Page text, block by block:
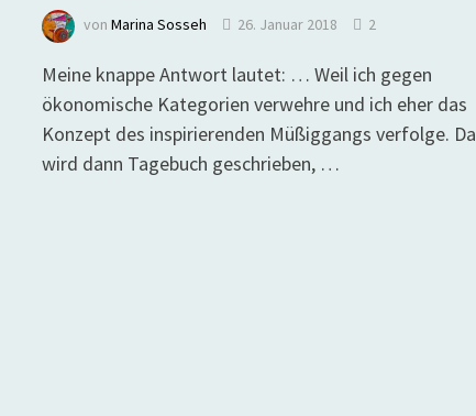
vonMarina Sosseh 26. Januar 2018 2
Meine knappe Antwort lautet: … Weil ich gegen
ökonomische Kategorien verwehre und ich eher das
Konzept des inspirierenden Müßiggangs verfolge. Da
wird dann Tagebuch geschrieben, …